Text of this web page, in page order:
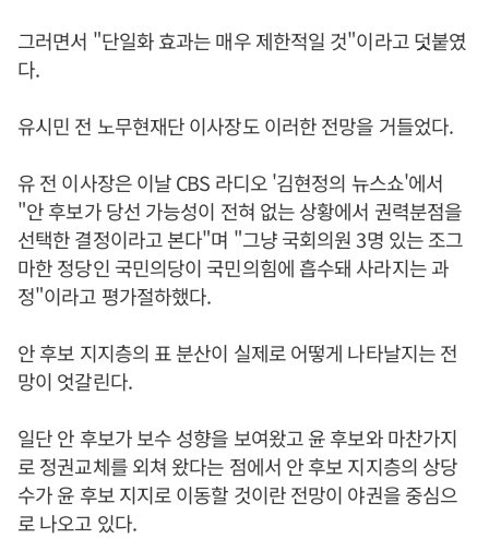
그러면서 "단일화 효과는 매우 제한적일 것"이라고 덧붙였
다.
유시민 전 노무현재단 이사장도 이러한 전망을 거들었다.
유 전 이사장은 이날 CBS 라디오 '김현정의 뉴스쇼'에서
"안 후보가 당선 가능성이 전혀 없는 상황에서 권력분점을
선택한 결정이라고 본다"며 "그냥 국회의원 3명 있는 조그
마한 정당인 국민의당이 국민의힘에 흡수돼 사라지는 과
정"이라고 평가절하했다.
안 후보 지지층의 표 분산이 실제로 어떻게 나타날지는 전
망이 엇갈린다.
일단 안 후보가 보수 성향을 보여왔고 윤 후보와 마찬가지
로 정권교체를 외쳐 왔다는 점에서 안 후보 지지층의 상당
수가 윤 후보 지지로 이동할 것이란 전망이 야권을 중심으
로 나오고 있다.